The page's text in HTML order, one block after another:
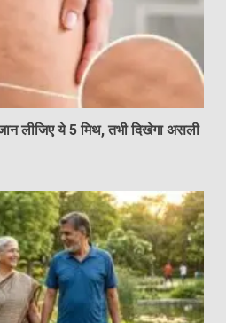
लीजिए ये 5 मिथ, तभी दिखेगा असली